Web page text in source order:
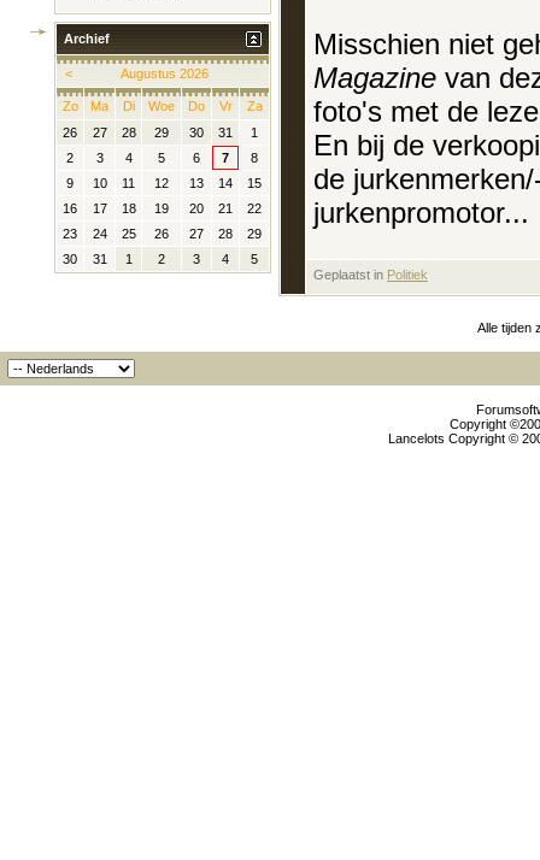
Misschien niet
Magazine van
foto's met de
En bij de
de
jurkenpromotor...
Geplaatst in Politiek
Archief
< Augustus 2026
Zo Ma Di Woe Do Vr
Za
26
27 28 29 30 31
1
2
3 4 5 6 7
8
9
10 11 12 13 14
15
16
17 18 19 20 21
22
23
24 25 26 27 28
29
30
31 1 2 3 4 5
Alle tijden
Copyright
Lancelots Copyright ©